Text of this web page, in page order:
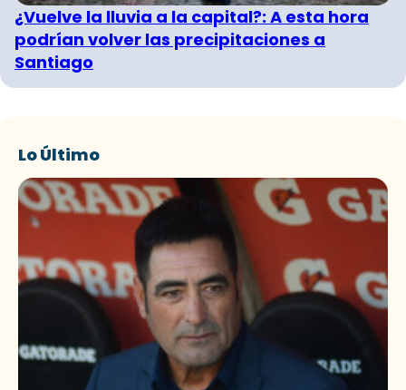
¿Vuelve la lluvia a la capital?: A esta hora
podrían volver las precipitaciones a
Santiago
Lo Último